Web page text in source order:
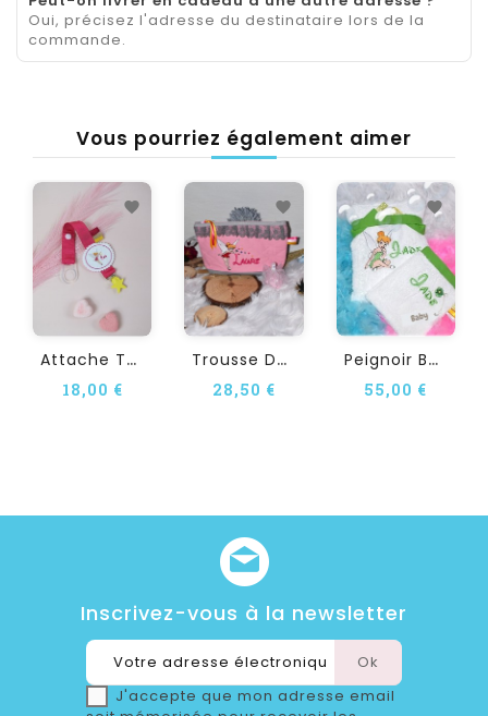
Oui, précisez l'adresse du destinataire lors de la
commande.
Vous pourriez également aimer
A
Ttache Tétine...
18,00 €
T
Rousse De Toilette...
28,50 €
P
Eignoir Bébé Et Enfant...
55,00 €
Inscrivez-vous à la newsletter
J'accepte que mon adresse email